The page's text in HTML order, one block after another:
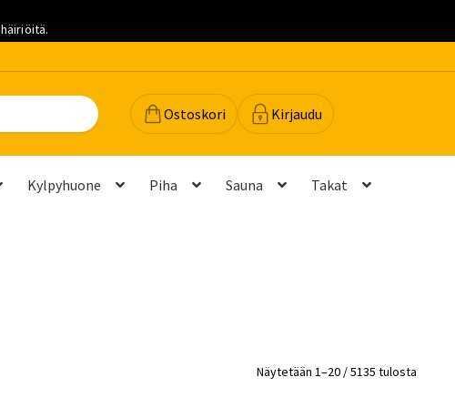
Ostoskori Kirjaudu
Kylpyhuone Piha Sauna
Takat
Takuu ja tukiNäytetään 1–20 / 5135 tulosta